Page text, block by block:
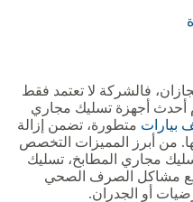
فالشركة لا تعتمد فقط
أحدث أجهزة تسليك مجاري
بيارات متطورة، تضمن إزالة
من أبرز المميزات التخصص
مجاري المطابخ، تسليك
مشاكل الصرف الصحي
أو الجدران.